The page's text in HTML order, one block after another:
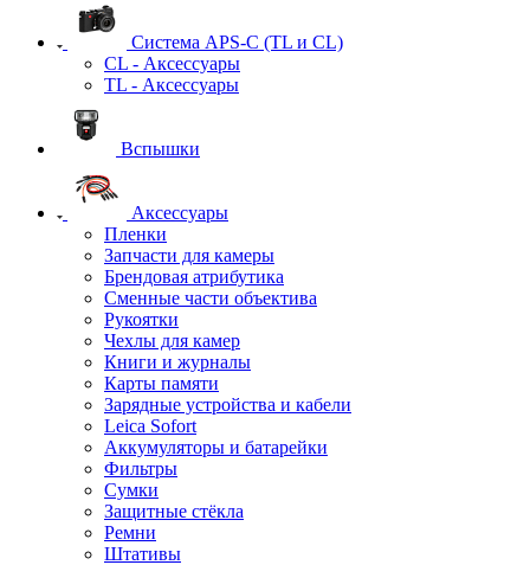
Система APS-C (TL и CL)
CL - Аксессуары
TL - Аксессуары
Вспышки
Аксессуары
Пленки
Запчасти для камеры
Брендовая атрибутика
Сменные части объектива
Рукоятки
Чехлы для камер
Книги и журналы
Карты памяти
Зарядные устройства и кабели
Leica Sofort
Аккумуляторы и батарейки
Фильтры
Сумки
Защитные стёкла
Ремни
Штативы